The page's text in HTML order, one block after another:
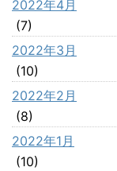
2022年4月
(7)
2022年3月
(10)
2022年2月
(8)
2022年1月
(10)